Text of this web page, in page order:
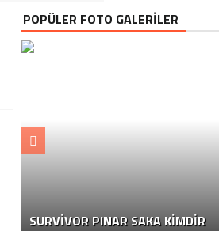
POPÜLER FOTO GALERİLER
SURVIVOR PINAR SAKA KIMDIR